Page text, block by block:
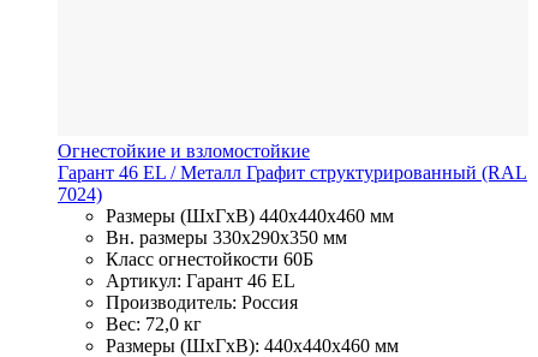
Огнестойкие и взломостойкие
Гарант 46 EL / Металл Графит структурированный (RAL
7024)
Размеры (ШхГхВ) 440x440x460 мм
Вн. размеры 330x290х350 мм
Класс огнестойкости 60Б
Артикул: Гарант 46 EL
Производитель: Россия
Вес: 72,0 кг
Размеры (ШхГхВ): 440x440x460 мм